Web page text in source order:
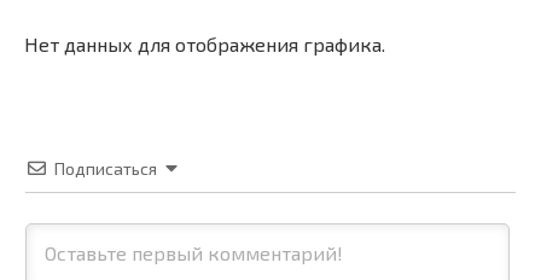
Нет данных для отображения графика.
Подписаться